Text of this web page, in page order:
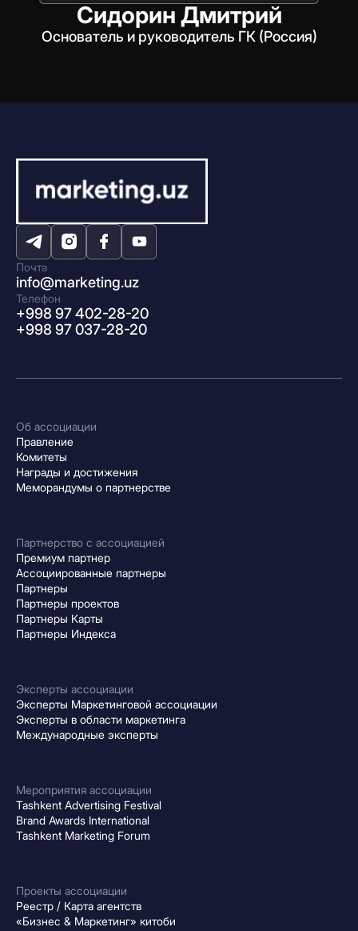
Сидорин Дмитрий
Основатель и руководитель ГК (Россия)
Почта
info@marketing.uz
Телефон
+998 97 402-28-20
+998 97 037-28-20
Об ассоциации
Правление
Комитеты
Награды и достижения
Меморандумы о партнерстве
Партнерство с ассоциацией
Премиум партнер
Ассоциированные партнеры
Партнеры
Партнеры проектов
Партнеры Карты
Партнеры Индекса
Эксперты ассоциации
Эксперты Маркетинговой ассоциации
Эксперты в области маркетинга
Международные эксперты
Мероприятия ассоциации
Tashkent Advertising Festival
Brand Awards International
Tashkent Marketing Forum
Проекты ассоциации
Реестр / Карта агентств
«Бизнес & Маркетинг» китоби